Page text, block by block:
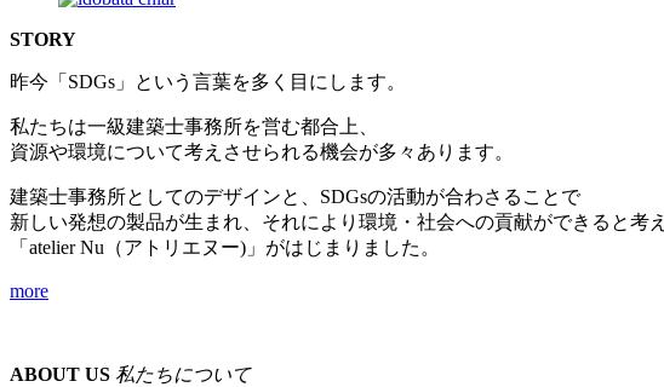
STORY
昨今「SDGs」という言葉を多く目にします。
私たちは一級建築士事務所を営む都合上、
資源や環境について考えさせられる機会が多々あります。
建築士事務所としてのデザインと、SDGsの活動が合わさることで
新しい発想の製品が生まれ、それにより環境・社会への貢献ができると考え
「atelier Nu（アトリエヌー)」がはじまりました。
more
ABOUT US 私たちについて